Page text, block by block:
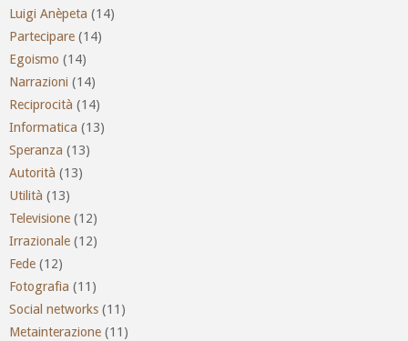
Luigi Anèpeta (14)
Partecipare (14)
Egoismo (14)
Narrazioni (14)
Reciprocità (14)
Informatica (13)
Speranza (13)
Autorità (13)
Utilità (13)
Televisione (12)
Irrazionale (12)
Fede (12)
Fotografia (11)
Social networks (11)
Metainterazione (11)